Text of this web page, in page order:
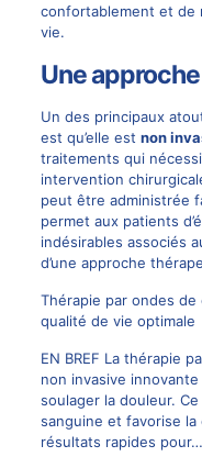
confortablement et de
vie.
Une
Un des principaux
est qu’elle est non
traitements qui
intervention
peut être administrée
permet aux patients
indésirables associés
d’une approche
Thérapie par ondes
qualité de vie optimale
EN BREF La thérapie
non invasive
soulager la douleur.
sanguine et favorise
résultats rapides pour…